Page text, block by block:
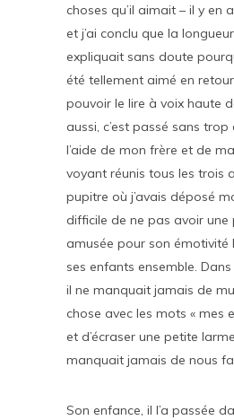
choses qu’il aimait – il y en
et j’ai conclu que la
expliquait sans doute
été tellement aimé en
pouvoir le lire à voix haute
aussi, c’est passé sans trop
l’aide de mon frère et de
voyant réunis tous les trois
pupitre où j’avais déposé
difficile de ne pas avoir une
amusée pour son émotivité
ses enfants ensemble.
il ne manquait jamais de
chose avec les mots « mes
et d’écraser une petite
manquait jamais de nous
Son enfance, il l’a passée